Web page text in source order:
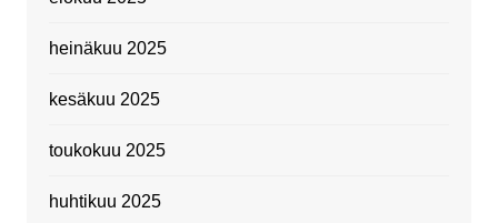
heinäkuu 2025
kesäkuu 2025
toukokuu 2025
huhtikuu 2025